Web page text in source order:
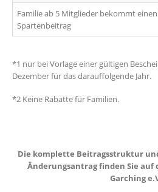
Familie ab 5 Mitglieder bekommt
Spartenbeitrag
*1 nur bei Vorlage einer gültigen
Dezember für das darauffolgende Jahr.
*2 Keine Rabatte für Familien.
Die komplette Beitragsstruktur
Änderungsantrag finden Sie auf
Garching